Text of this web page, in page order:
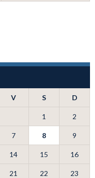
V S D
1 2
7 8 9
14 15 16
21 22 23